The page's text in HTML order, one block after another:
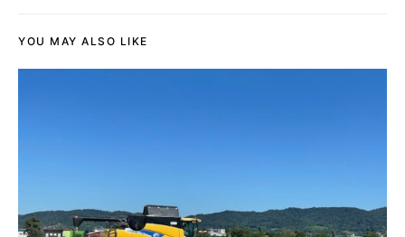
YOU MAY ALSO LIKE